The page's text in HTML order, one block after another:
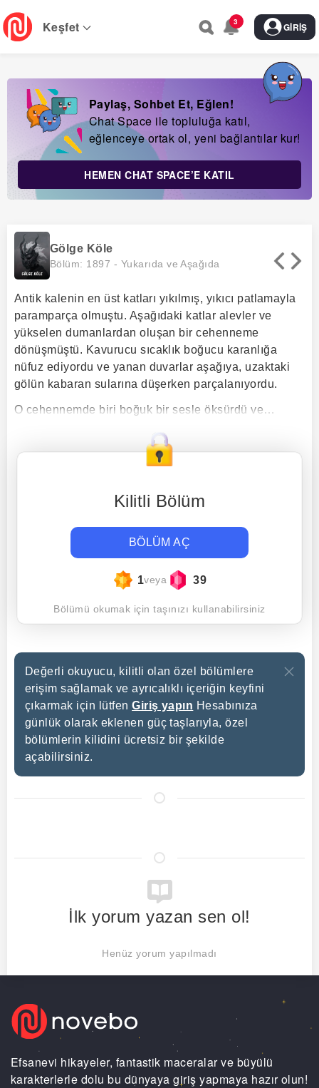
Skip
to
main
Keşfet 3 GIRIŞ
Paylaş, Sohbet Et, Eğlen!
Chat Space ile topluluğa katıl,
eğlenceye ortak ol, yeni bağlantılar kur!
HEMEN CHAT SPACE’E KATIL
Gölge Köle
Bölüm: 1897 - Yukarıda ve Aşağıda
Antik kalenin en üst katları yıkılmış, yıkıcı patlamayla
paramparça olmuştu. Aşağıdaki katlar alevler ve
yükselen dumanlardan oluşan bir cehenneme
dönüşmüştü. Kavurucu sıcaklık boğucu karanlığa
nüfuz ediyordu ve yanan duvarlar aşağıya, uzaktaki
gölün kabaran sularına düşerken parçalanıyordu.
O cehennemde biri boğuk bir sesle öksürdü ve…
Kilitli Bölüm
BÖLÜM AÇ
1veya 39
Bölümü okumak için taşınızı kullanabilirsiniz
Değerli okuyucu, kilitli olan özel bölümlere
erişim sağlamak ve ayrıcalıklı içeriğin keyfini
çıkarmak için lütfenGiriş yapın Hesabınıza
günlük olarak eklenen güç taşlarıyla, özel
bölümlerin kilidini ücretsiz bir şekilde
açabilirsiniz.
İlk yorum yazan sen ol!
Henüz yorum yapılmadı
Efsanevi hikayeler, fantastik maceralar ve büyülü
karakterlerle dolu bu dünyaya giriş yapmaya hazır olun!